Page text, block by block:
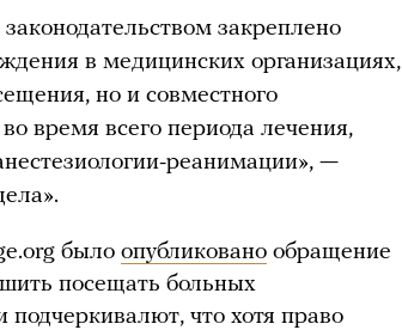
закреплено
в медицинских организациях,
но и совместного
время всего периода лечения,
реанимации», —
было опубликовано обращение
посещать больных
что хотя право